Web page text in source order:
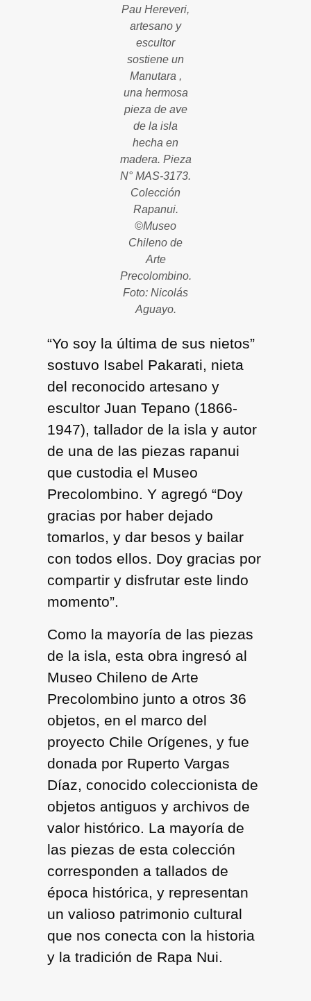
Pau Hereveri,
artesano y
escultor
sostiene un
Manutara ,
una hermosa
pieza de ave
de la isla
hecha en
madera. Pieza
N° MAS-3173.
Colección
Rapanui.
©Museo
Chileno de
Arte
Precolombino.
Foto: Nicolás
Aguayo.
“Yo soy la última de sus nietos”
sostuvo Isabel Pakarati, nieta
del reconocido artesano y
escultor Juan Tepano (1866-
1947), tallador de la isla y autor
de una de las piezas rapanui
que custodia el Museo
Precolombino. Y agregó “Doy
gracias por haber dejado
tomarlos, y dar besos y bailar
con todos ellos. Doy gracias por
compartir y disfrutar este lindo
momento”.
Como la mayoría de las piezas
de la isla, esta obra ingresó al
Museo Chileno de Arte
Precolombino junto a otros 36
objetos, en el marco del
proyecto Chile Orígenes, y fue
donada por Ruperto Vargas
Díaz, conocido coleccionista de
objetos antiguos y archivos de
valor histórico. La mayoría de
las piezas de esta colección
corresponden a tallados de
época histórica, y representan
un valioso patrimonio cultural
que nos conecta con la historia
y la tradición de Rapa Nui.